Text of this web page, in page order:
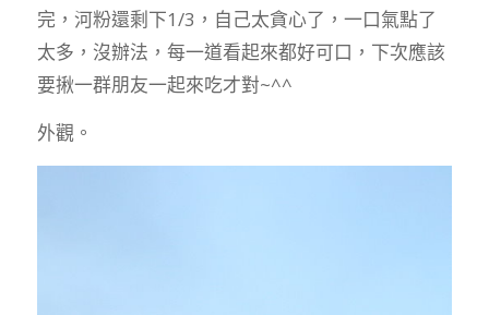
完，河粉還剩下1/3，自己太貪心了，一口氣點了
太多，沒辦法，每一道看起來都好可口，下次應該
要揪一群朋友一起來吃才對~^^
外觀。